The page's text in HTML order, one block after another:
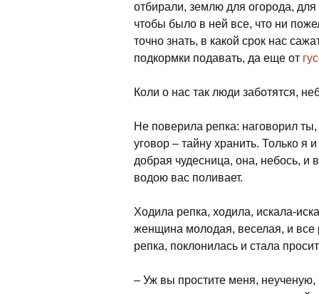
отбирали, землю для огорода, для
чтобы было в ней все, что ни
точно знать, в какой срок нас
подкормки подавать, да еще от
Коли о нас так люди заботятся,
Не поверила репка: наговорил
уговор – тайну хранить. Только я
добрая чудесница, она, небось,
водою вас поливает.
Ходила репка, ходила, искала-
женщина молодая, веселая, и все
репка, поклонилась и стала
– Уж вы простите меня, неученую,